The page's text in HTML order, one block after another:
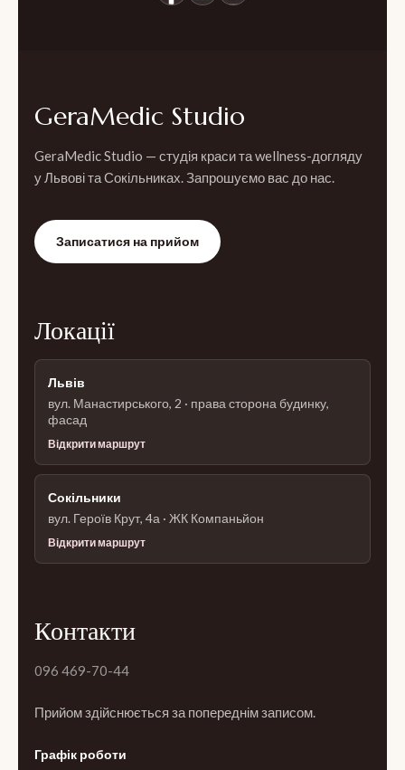
GeraMedic Studio
GeraMedic Studio — студія краси та wellness-догляду
у Львові та Сокільниках. Запрошуємо вас до нас.
Записатися на прийом
Локації
Львів
вул. Манастирського, 2 · права сторона будинку,
фасад
Відкрити маршрут
Сокільники
вул. Героїв Крут, 4а · ЖК Компаньйон
Відкрити маршрут
Контакти
096 469-70-44
Прийом здійснюється за попереднім записом.
Графік роботи